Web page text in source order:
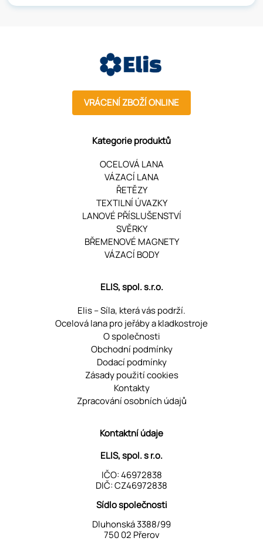
VRÁCENÍ ZBOŽÍ ONLINE
Kategorie produktů
OCELOVÁ LANA
VÁZACÍ LANA
ŘETĚZY
TEXTILNÍ ÚVAZKY
LANOVÉ PŘÍSLUŠENSTVÍ
SVĚRKY
BŘEMENOVÉ MAGNETY
VÁZACÍ BODY
ELIS, spol. s.r.o.
Elis – Síla, která vás podrží.
Ocelová lana pro jeřáby a kladkostroje
O společnosti
Obchodní podmínky
Dodací podmínky
Zásady použití cookies
Kontakty
Zpracování osobních údajů
Kontaktní údaje
ELIS, spol. s r.o.
IČO: 46972838
DIČ: CZ46972838
Sídlo společnosti
Dluhonská 3388/99
750 02 Přerov